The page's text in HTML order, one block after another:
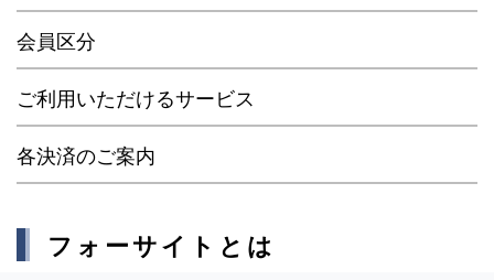
会員区分
ご利用いただけるサービス
各決済のご案内
フォーサイトとは